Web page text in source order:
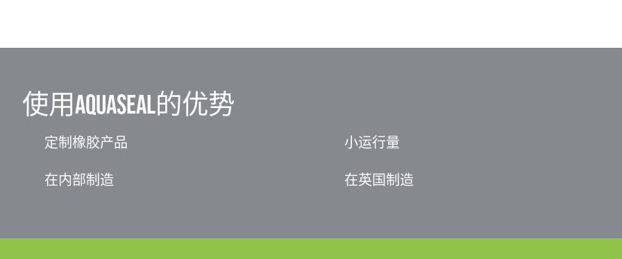
使用aquaseal的优势
定制橡胶产品
在内部制造
小运行量
在英国制造